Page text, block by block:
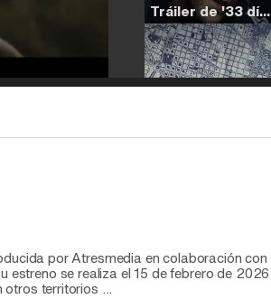
Tráiler de '33 días', la nueva serie de Atresplayer con Julián Villagrán y José Manuel Poga
por Atresmedia en colaboración con
estreno se realiza el 15 de febrero de 2026
territorios ...